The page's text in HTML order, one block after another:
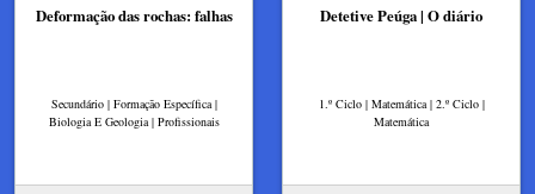
Deformação das rochas: falhas
Secundário | Formação Específica |
Biologia E Geologia | Profissionais
Detetive Peúga | O diário
1.º Ciclo | Matemática | 2.º Ciclo |
Matemática